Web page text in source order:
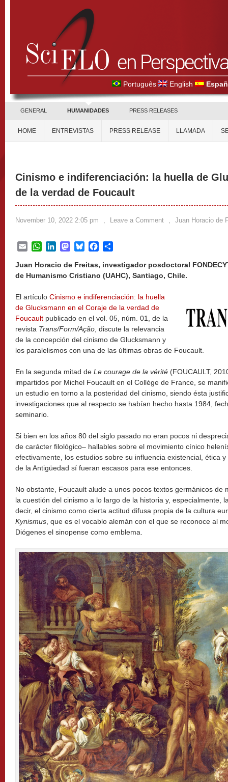
Português English
GENERAL HUMANIDADES PRESS RELEASES
HOME ENTREVISTAS PRESS RELEASE LLAMADA
Cinismo e indiferenciación: la huella de
de la verdad de Foucault
November 10, 2022 2:05 pm , Leave a Comment , Juan Horacio de
EmailWhatsApp
LinkedInMastodon
BlueskyFacebook
Juan Horacio de Freitas, investigador posdoctoral
de Humanismo Cristiano (UAHC), Santiago, Chile.
El artículo Cinismo e indiferenciación: la huella
de Glucksmann en el Coraje de la verdad de
Foucault publicado en el vol. 05, núm. 01, de la
revista Trans/Form/Ação , discute la relevancia
de la concepción del cinismo de Glucksmann y
los paralelismos con una de las últimas obras de Foucault.
En la segunda mitad de Le courage de la vérité (FOUCAULT,
impartidos por Michel Foucault en el Collège de France, se
un estudio en torno a la posteridad del cinismo, siendo ésta
investigaciones que al respecto se habían hecho hasta 1984,
seminario.
Si bien en los años 80 del siglo pasado no eran pocos ni
de carácter filológico– hallables sobre el movimiento cínico
efectivamente, los estudios sobre su influencia existencial, ética
de la Antigüedad sí fueran escasos para ese entonces.
No obstante, Foucault alude a unos pocos textos germánicos de
la cuestión del cinismo a lo largo de la historia y, especialmente,
decir, el cinismo como cierta actitud difusa propia de la cultura
Kynismus , que es el vocablo alemán con el que se reconoce al
Diógenes el sinopense como emblema.